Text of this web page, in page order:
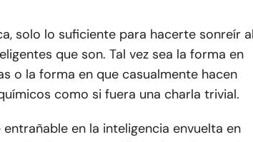
solo lo suficiente para hacerte sonreír
que son. Tal vez sea la forma en
o la forma en que casualmente hacen
como si fuera una charla trivial.
en la inteligencia envuelta en